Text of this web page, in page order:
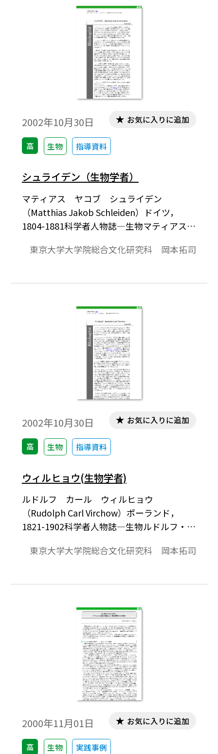
だ。1834年，24歳で卒業とともに，当時の
ドイツ医学界で絶大な影響力をもっていた
ヨハネス・ミュラーの解剖の助手として採
用され，活発な研究生活に進むことができ
2002年10月30日
高 生物 指導資料
お気に入りに追加
シュライデン（生物学者）
マティアス ヤコブ シュライデン
（Matthias Jakob Schleiden）ドイツ，
1804-1881科学者人物誌―生物マティアス・
の都ハンブルクで生まれた。父は医師で家
び，ハンブルクで弁護士を開業したが，こ
さつは定かでないが，このころ彼は自らの
命を断とうとしたことがあったといわれて
いる。まもなく弁護士を辞め，ゲッチンゲ
ン大学に進んで医学を学び再起をはかっ
た。1833年，29歳のとき医師の資格を得
た。しかし彼は医師にならなかった。
東京大学大学院総合文化研究科 岡本拓司
2002年10月30日
高 生物 指導資料
お気に入りに追加
ウィルヒョウ(生物学者)
ルドルフ カール ウィルヒョウ
（Rudolph Carl Virchow）ポーランド，
1821-1902科学者人物誌―生物ルドルフ・ウ
ン（現ポーランド・スウィドウィン）とい
主にベルリンを舞台に医学，人類学，政治
その名は近代病理学の建設者として医学・
生物学史に刻み込まれている。
東京大学大学院総合文化研究科 岡本拓司
2000年11月01日
高 生物 実践事例
お気に入りに追加